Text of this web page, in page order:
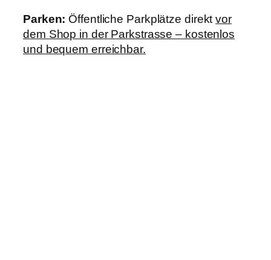
Parken: Öffentliche Parkplätze direktvor
dem Shop in der Parkstrasse – kostenlos
und bequem erreichbar.